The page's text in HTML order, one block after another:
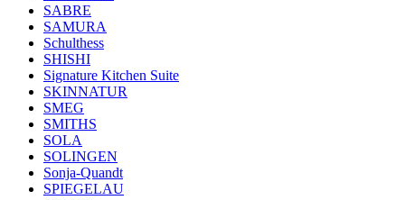
SABRE
SAMURA
Schulthess
SHISHI
Signature Kitchen Suite
SKINNATUR
SMEG
SMITHS
SOLA
SOLINGEN
Sonja-Quandt
SPIEGELAU